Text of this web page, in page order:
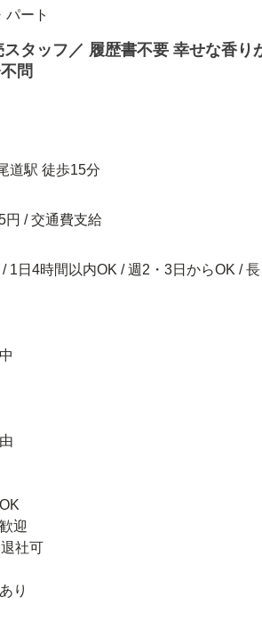
パート
タッフ／ 履歴書不要 幸せな香り
問
道駅 徒歩15分
円 / 交通費支給
/ 1日4時間以内OK / 週2・3日からOK / 長
迎
社可
り